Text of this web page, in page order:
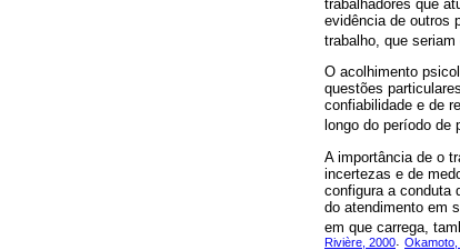
trabalhadores que
evidência de outros
trabalho, que
O acolhimento
questões
confiabilidade e de
longo do período de
A importância de o
incertezas e de
configura a conduta
do atendimento em
em que carrega,
Rivière, 2000
Okamoto,